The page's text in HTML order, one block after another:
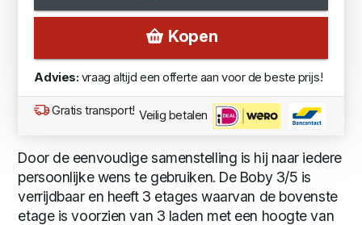
Kopen
Advies: vraag altijd een offerte aan voor de beste prijs!
Gratis transport! Veilig betalen
Door de eenvoudige samenstelling is hij naar iedere
persoonlijke wens te gebruiken. De Boby 3/5 is
verrijdbaar en heeft 3 etages waarvan de bovenste
etage is voorzien van 3 laden met een hoogte van